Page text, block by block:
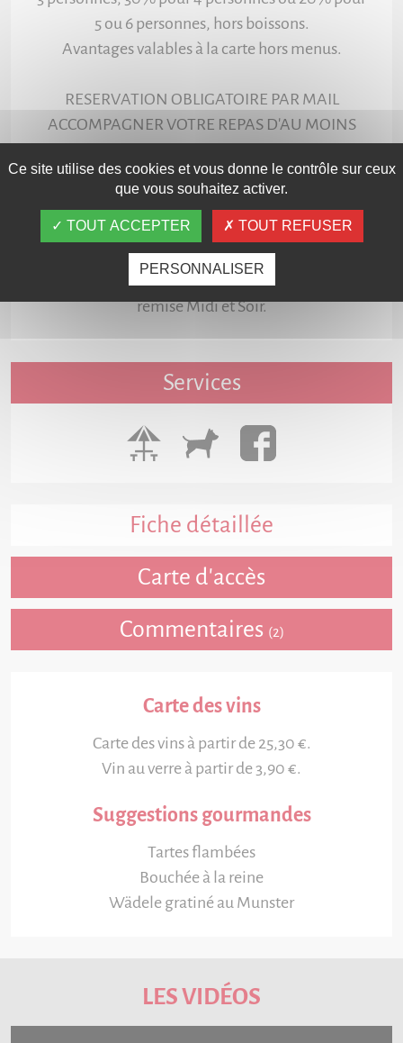
5 ou 6 personnes, hors boissons.
Avantages valables à la carte hors menus.
RESERVATION OBLIGATOIRE PAR MAIL
ACCOMPAGNER VOTRE REPAS D'AU MOINS
Avantage(s) Carte Privilège VIP
Chez nous la carte Privilège VIP donne 15% de
remise Midi et Soir.
Services
Fiche détaillée
Carte d'accès
Commentaires (2)
Carte des vins
Carte des vins à partir de 25,30 €.
Vin au verre à partir de 3,90 €.
Suggestions gourmandes
Tartes flambées
Bouchée à la reine
Wädele gratiné au Munster
LES VIDÉOS
Ce site utilise des cookies et vous donne le contrôle sur ceux
que vous souhaitez activer.
TOUT ACCEPTER TOUT REFUSER
PERSONNALISER